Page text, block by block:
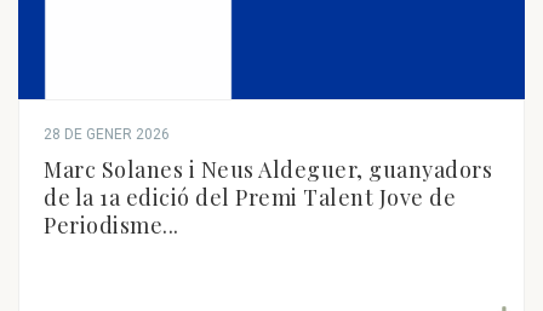
28 DE GENER 2026
Marc Solanes i Neus Aldeguer, guanyadors
de la 1a edició del Premi Talent Jove de
Periodisme...